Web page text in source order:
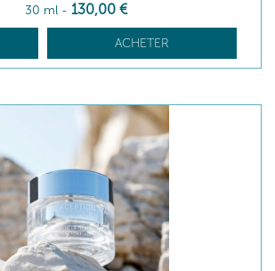
30 ml - 130,00 €
ACHETER